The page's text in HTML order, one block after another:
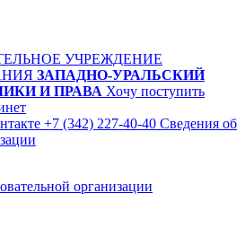
УЧРЕЖДЕНИЕ
ЗАПАДНО-УРАЛЬСКИЙ
И ПРАВА Хочу поступить
+7 (342) 227-40-40 Сведения об
организации